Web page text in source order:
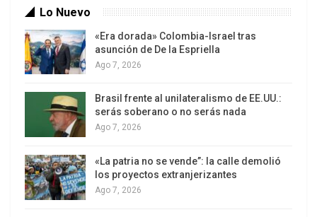
denunciaron que los baltaguiya (agitadores)
atacaron con armas de fuego, piedras y bombas
molotov el acampe que mantenían salafistas y
revolucionarios frente a la sede ministerial, lo que
culminó recién con la llegada de las fuerzas de
seguridad.
Entre adoquines y cristales, centenares de
jóvenes resistieron con palos y barrotes para
defenderse de un posible nuevo ataque, mientras
Lo Nuevo
«Era dorada» Colombia-Israel tras
asunción de De la Espriella
Ago 7, 2026
Brasil frente al unilateralismo de EE.UU.:
serás soberano o no serás nada
Ago 7, 2026
«La patria no se vende”: la calle demolió
los proyectos extranjerizantes
Ago 7, 2026